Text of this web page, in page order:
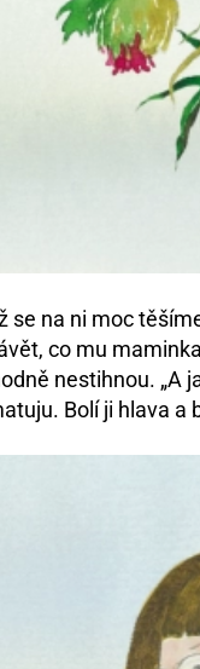
na ni moc
co mu
nestihnou. „A
Bolí ji hlava a